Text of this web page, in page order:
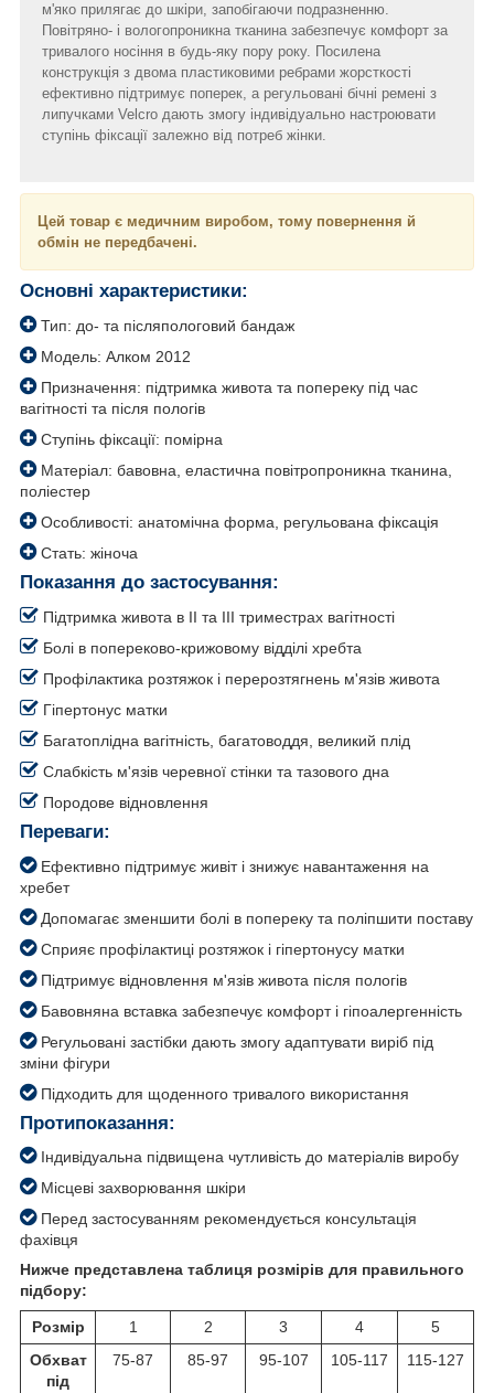
м'яко прилягає до шкіри, запобігаючи подразненню.
Повітряно- і вологопроникна тканина забезпечує комфорт за
тривалого носіння в будь-яку пору року. Посилена
конструкція з двома пластиковими ребрами жорсткості
ефективно підтримує поперек, а регульовані бічні ремені з
липучками Velcro дають змогу індивідуально настроювати
ступінь фіксації залежно від потреб жінки.
Цей товар є медичним виробом, тому повернення й
обмін не передбачені.
Основні характеристики:
Тип: до- та післяпологовий бандаж
Модель: Алком 2012
Призначення: підтримка живота та попереку під час
вагітності та після пологів
Ступінь фіксації: помірна
Матеріал: бавовна, еластична повітропроникна тканина,
поліестер
Особливості: анатомічна форма, регульована фіксація
Стать: жіноча
Показання до застосування:
Підтримка живота в II та III триместрах вагітності
Болі в попереково-крижовому відділі хребта
Профілактика розтяжок і перерозтягнень м'язів живота
Гіпертонус матки
Багатоплідна вагітність, багатоводдя, великий плід
Слабкість м'язів черевної стінки та тазового дна
Породове відновлення
Переваги:
Ефективно підтримує живіт і знижує навантаження на
хребет
Допомагає зменшити болі в попереку та поліпшити поставу
Сприяє профілактиці розтяжок і гіпертонусу матки
Підтримує відновлення м'язів живота після пологів
Бавовняна вставка забезпечує комфорт і гіпоалергенність
Регульовані застібки дають змогу адаптувати виріб під
зміни фігури
Підходить для щоденного тривалого використання
Протипоказання:
Індивідуальна підвищена чутливість до матеріалів виробу
Місцеві захворювання шкіри
Перед застосуванням рекомендується консультація
фахівця
Нижче представлена таблиця розмірів для правильного
підбору:
Розмір 1 2 3 4
5
Обхват
під
75-87 85-97 95-107 105-117 115-127